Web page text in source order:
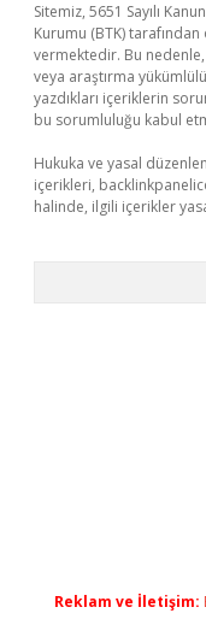
Sitemiz, 5651 Sayılı
Kurumu (BTK)
vermektedir. Bu
veya araştırma
yazdıkları içeriklerin
bu sorumluluğu kabul
Hukuka ve yasal
içerikleri,
halinde, ilgili içerikler
Reklam ve İletişim: